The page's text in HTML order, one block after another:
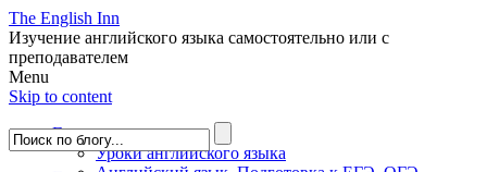
The English Inn
Изучение английского языка самостоятельно или с
преподавателем
Menu
Skip to content
Главная
Уроки английского языка